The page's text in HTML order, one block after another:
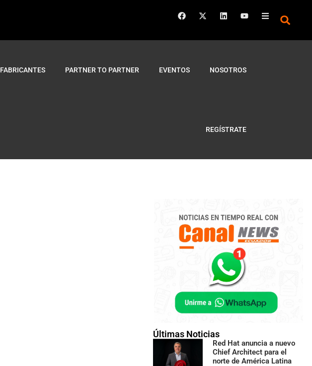
FABRICANTES PARTNER TO PARTNER EVENTOS NOSOTROS
REGÍSTRATE
Últimas Noticias
Red Hat anuncia a nuevo
Chief Architect para el
norte de América Latina